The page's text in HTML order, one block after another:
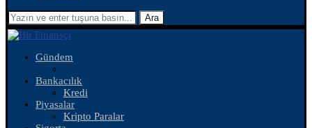
Ara
Gündem
Bankacılık
Kredi
Piyasalar
Kripto Paralar